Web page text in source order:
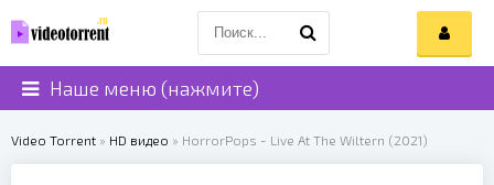
Наше меню (нажмите)
Video Torrent » HD видео » HorrorPops - Live At The Wiltern (2021)